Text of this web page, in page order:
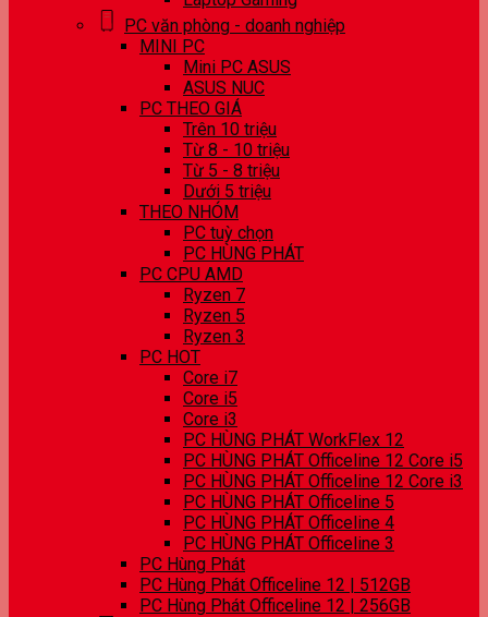
PC văn phòng - doanh nghiệp
MINI PC
Mini PC ASUS
ASUS NUC
PC THEO GIÁ
Trên 10 triệu
Từ 8 - 10 triệu
Từ 5 - 8 triệu
Dưới 5 triệu
THEO NHÓM
PC tuỳ chọn
PC HÙNG PHÁT
PC CPU AMD
Ryzen 7
Ryzen 5
Ryzen 3
PC HOT
Core i7
Core i5
Core i3
PC HÙNG PHÁT WorkFlex 12
PC HÙNG PHÁT Officeline 12 Core i5
PC HÙNG PHÁT Officeline 12 Core i3
PC HÙNG PHÁT Officeline 5
PC HÙNG PHÁT Officeline 4
PC HÙNG PHÁT Officeline 3
PC Hùng Phát
PC Hùng Phát Officeline 12 | 512GB
PC Hùng Phát Officeline 12 | 256GB